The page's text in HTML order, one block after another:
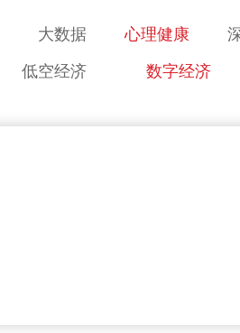
大数据 心理健康
低空经济 数字经济